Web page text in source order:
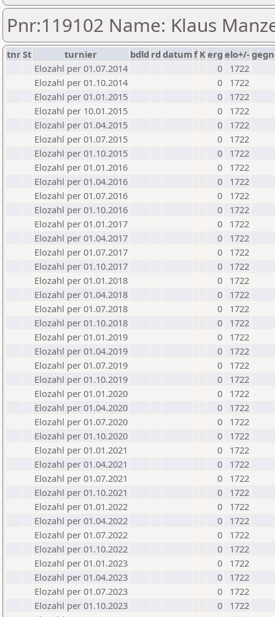
Pnr:119102 Name: Klaus
tnrSt turnier bdld rd datumf Kerg elo+/-
Elozahl per 01.07.2014
0
1722
Elozahl per 01.10.2014
0
1722
Elozahl per 01.01.2015
0
1722
Elozahl per 10.01.2015
0
1722
Elozahl per 01.04.2015
0
1722
Elozahl per 01.07.2015
0
1722
Elozahl per 01.10.2015
0
1722
Elozahl per 01.01.2016
0
1722
Elozahl per 01.04.2016
0
1722
Elozahl per 01.07.2016
0
1722
Elozahl per 01.10.2016
0
1722
Elozahl per 01.01.2017
0
1722
Elozahl per 01.04.2017
0
1722
Elozahl per 01.07.2017
0
1722
Elozahl per 01.10.2017
0
1722
Elozahl per 01.01.2018
0
1722
Elozahl per 01.04.2018
0
1722
Elozahl per 01.07.2018
0
1722
Elozahl per 01.10.2018
0
1722
Elozahl per 01.01.2019
0
1722
Elozahl per 01.04.2019
0
1722
Elozahl per 01.07.2019
0
1722
Elozahl per 01.10.2019
0
1722
Elozahl per 01.01.2020
0
1722
Elozahl per 01.04.2020
0
1722
Elozahl per 01.07.2020
0
1722
Elozahl per 01.10.2020
0
1722
Elozahl per 01.01.2021
0
1722
Elozahl per 01.04.2021
0
1722
Elozahl per 01.07.2021
0
1722
Elozahl per 01.10.2021
0
1722
Elozahl per 01.01.2022
0
1722
Elozahl per 01.04.2022
0
1722
Elozahl per 01.07.2022
0
1722
Elozahl per 01.10.2022
0
1722
Elozahl per 01.01.2023
0
1722
Elozahl per 01.04.2023
0
1722
Elozahl per 01.07.2023
0
1722
Elozahl per 01.10.2023
0
1722